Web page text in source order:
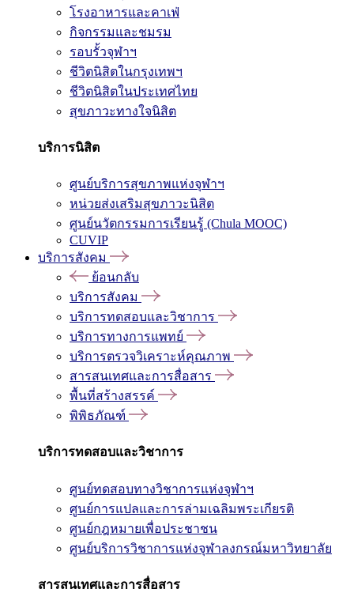
โรงอาหารและคาเฟ่
กิจกรรมและชมรม
รอบรั้วจุฬาฯ
ชีวิตนิสิตในกรุงเทพฯ
ชีวิตนิสิตในประเทศไทย
สุขภาวะทางใจนิสิต
บริการนิสิต
ศูนย์บริการสุขภาพแห่งจุฬาฯ
หน่วยส่งเสริมสุขภาวะนิสิต
ศูนย์นวัตกรรมการเรียนรู้ (Chula MOOC)
CUVIP
บริการสังคม
ย้อนกลับ
บริการสังคม
บริการทดสอบและวิชาการ
บริการทางการแพทย์
บริการตรวจวิเคราะห์คุณภาพ
สารสนเทศและการสื่อสาร
พื้นที่สร้างสรรค์
พิพิธภัณฑ์
บริการทดสอบและวิชาการ
ศูนย์ทดสอบทางวิชาการแห่งจุฬาฯ
ศูนย์การแปลและการล่ามเฉลิมพระเกียรติ
ศูนย์กฎหมายเพื่อประชาชน
ศูนย์บริการวิชาการแห่งจุฬาลงกรณ์มหาวิทยาลัย
สารสนเทศและการสื่อสาร